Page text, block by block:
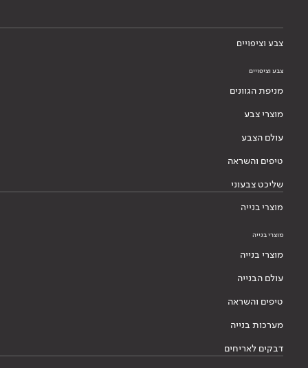
צבע וציפויים
צבע וציפויים
מניפת הגוונים
מוצרי צבע
עולם הצבע
טיפים והשראה
שליכט צבעוני
מוצרי בנייה
מוצרי בנייה
מוצרי בנייה
עולם הבנייה
טיפים והשראה
מערכות בנייה
דבקים לאריחים